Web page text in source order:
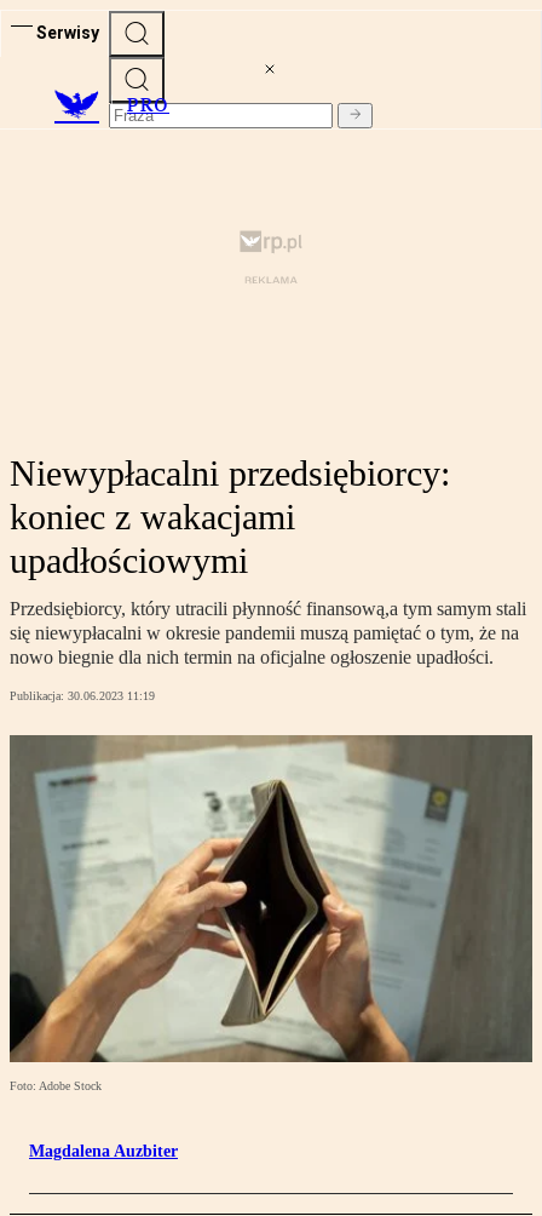
Serwisy
PRO
Niewypłacalni przedsiębiorcy:
koniec z wakacjami
upadłościowymi
Przedsiębiorcy, który utracili płynność finansową,a tym samym stali
się niewypłacalni w okresie pandemii muszą pamiętać o tym, że na
nowo biegnie dla nich termin na oficjalne ogłoszenie upadłości.
Publikacja: 30.06.2023 11:19
Foto: Adobe Stock
Magdalena Auzbiter